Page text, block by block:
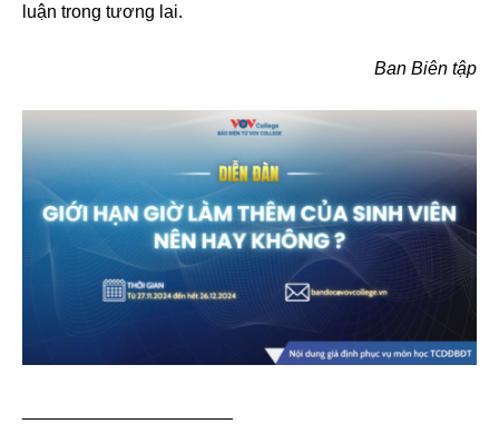
luận trong tương lai.
Ban Biên tập